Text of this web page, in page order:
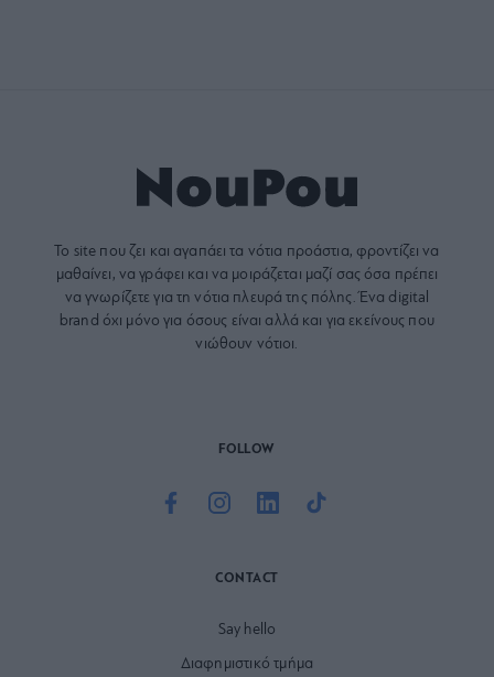
Το site που ζει και αγαπάει τα νότια προάστια, φροντίζει να
μαθαίνει, να γράφει και να μοιράζεται μαζί σας όσα πρέπει
να γνωρίζετε για τη νότια πλευρά της πόλης. Ένα digital
brand όχι μόνο για όσους είναι αλλά και για εκείνους που
νιώθουν νότιοι.
FOLLOW
CONTACT
Say hello
Διαφημιστικό τμήμα